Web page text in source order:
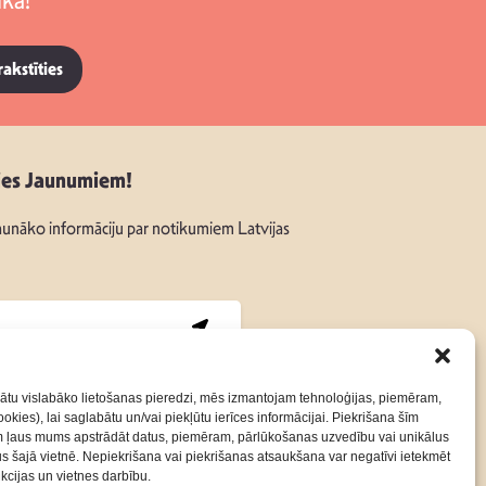
vislabāko lietošanas pieredzi, mēs izmantojam tehnoloģijas, piemēram,
lai saglabātu un/vai piekļūtu ierīces informācijai. Piekrišana šīm
ļaus mums apstrādāt datus, piemēram, pārlūkošanas uzvedību vai unikālus
šajā vietnē. Nepiekrišana vai piekrišanas atsaukšana var negatīvi ietekmēt
un vietnes darbību.
Jaunumiem!
informāciju par notikumiem Latvijas
Kontakti Privātuma Politika